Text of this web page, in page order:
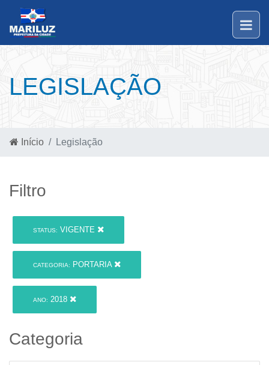
LEGISLAÇÃO
Início Legislação
Filtro
STATUS: VIGENTE
CATEGORIA: PORTARIA
ANO: 2018
Categoria